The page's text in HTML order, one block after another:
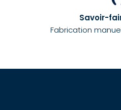
Savoir-
Fabrication